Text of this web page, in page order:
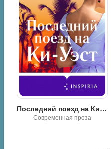
Последний поезд на Ки-Уэст - Шанель Клитон
Современная проза